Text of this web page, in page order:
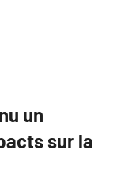
un
sur la